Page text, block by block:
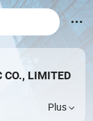
CO., LIMITED
Plus